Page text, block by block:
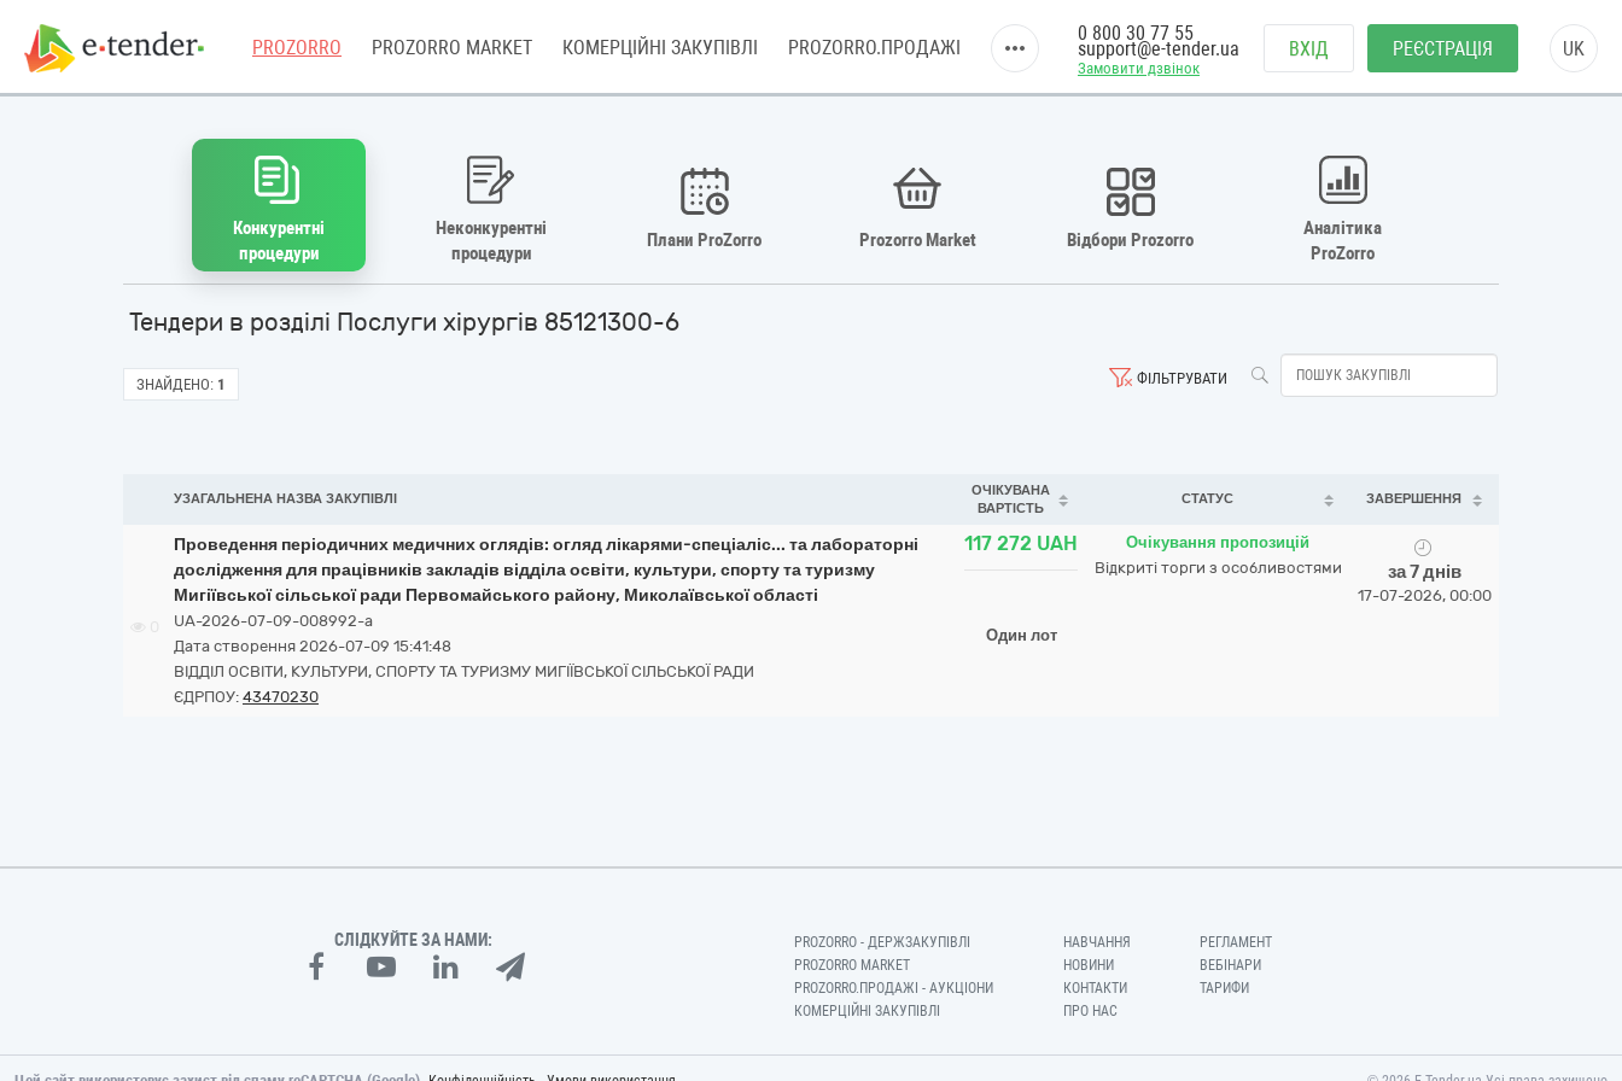
PROZORRO PROZORRO MARKET КОМЕРЦІЙНІ ЗАКУПІВЛІ PROZORRO.ПРОДАЖІ
Замовити дзвінок
0 800 30 77 55
support@e-tender.ua ВХІД РЕЄСТРАЦІЯ UK
Конкурентні
процедури
Неконкурентні
процедури
Плани ProZorro Prozorro Market Відбори Prozorro
Аналітика
ProZorro
Тендери в розділі Послуги хірургів 85121300-6
ФІЛЬТРУВАТИ
ЗНАЙДЕНО: 1
УЗАГАЛЬНЕНА НАЗВА ЗАКУПІВЛІ
ОЧІКУВАНА
ВАРТІСТЬ
СТАТУС ЗАВЕРШЕННЯ
Проведення періодичних медичних оглядів: огляд лікарями-спеціаліс... та лабораторні
дослідження для працівників закладів відділа освіти, культури, спорту та туризму
Мигіївської сільської ради Первомайського району, Миколаївської області
UA-2026-07-09-008992-a
Дата створення 2026-07-09 15:41:48
ВІДДІЛ ОСВІТИ, КУЛЬТУРИ, СПОРТУ ТА ТУРИЗМУ МИГІЇВСЬКОЇ СІЛЬСЬКОЇ РАДИ
ЄДРПОУ: 43470230
117 272 UAH
Один лот
Очікування пропозицій
Відкриті торги з особливостями
за 7 днів
17-07-2026, 00:00
СЛІДКУЙТЕ ЗА НАМИ:
PROZORRO - ДЕРЖЗАКУПІВЛІ
PROZORRO MARKET
PROZORRO.ПРОДАЖІ - АУКЦІОНИ
КОМЕРЦІЙНІ ЗАКУПІВЛІ
НАВЧАННЯ
НОВИНИ
КОНТАКТИ
ПРО НАС
РЕГЛАМЕНТ
ВЕБІНАРИ
ТАРИФИ